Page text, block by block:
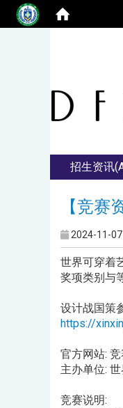
招生资讯
【竞赛
2024-11-07
世界可穿着
奖项类别与
设计战国策
https://
官方网站:
主办单位:
竞赛说明: